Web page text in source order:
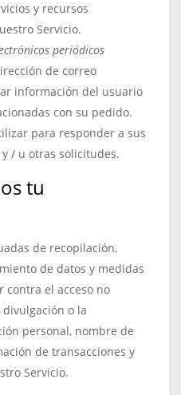
y recursos
Servicio.
periódicos
de correo
información del usuario
con su pedido.
para responder a sus
/ u otras solicitudes.
tu
de recopilación,
de datos y medidas
contra el acceso no
o la
personal, nombre de
de transacciones y
Servicio.